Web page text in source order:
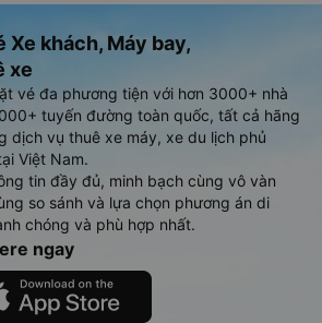
Xe khách, Máy bay,
xe
vé đa phương tiện với hơn 3000+ nhà
tuyến đường toàn quốc, tất cả hãng
dịch vụ thuê xe máy, xe du lịch phủ
Việt Nam.
tin đầy đủ, minh bạch cùng vô vàn
so sánh và lựa chọn phương án di
chóng và phù hợp nhất.
ngay